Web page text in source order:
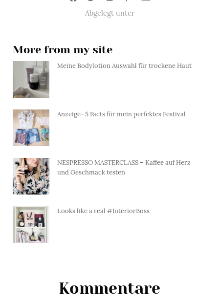
Abgelegt unter
More from my site
Meine Bodylotion Auswahl für trockene Haut
Anzeige- 5 Facts für mein perfektes Festival
NESPRESSO MASTERCLASS – Kaffee auf Herz
und Geschmack testen
Looks like a real #InteriorBoss
Kommentare